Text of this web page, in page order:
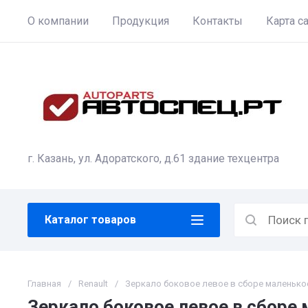
О компании Продукция Контакты Карта
г. Казань, ул. Адоратского, д.61 здание техцентра
Каталог товаров
Главная / Renault / Зеркало боковое левое в сборе